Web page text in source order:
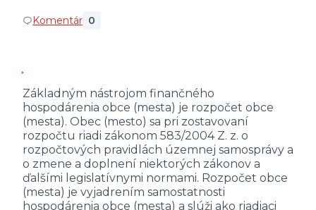
Komentár 0
Základným nástrojom finančného
hospodárenia obce (mesta) je rozpočet obce
(mesta). Obec (mesto) sa pri zostavovaní
rozpočtu riadi zákonom 583/2004 Z. z. o
rozpočtových pravidlách územnej samosprávy a
o zmene a doplnení niektorých zákonov a
ďalšími legislatívnymi normami. Rozpočet obce
(mesta) je vyjadrením samostatnosti
hospodárenia obce (mesta) a slúži ako riadiaci